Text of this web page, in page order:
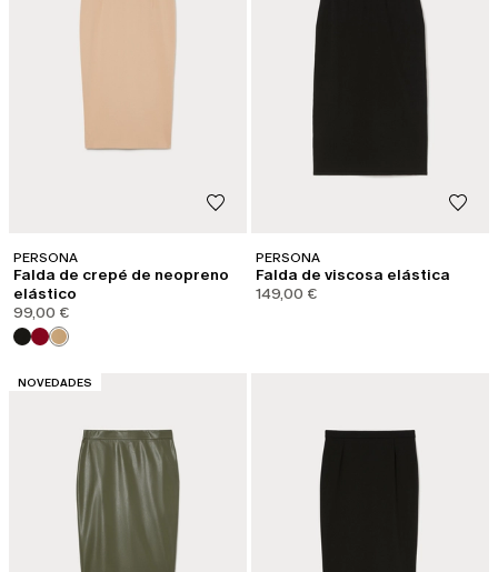
PERSONA
Falda de crepé de neopreno
elástico
99,00 €
PERSONA
Falda de viscosa elástica
149,00 €
CATEGORÍA:
NOVEDADES